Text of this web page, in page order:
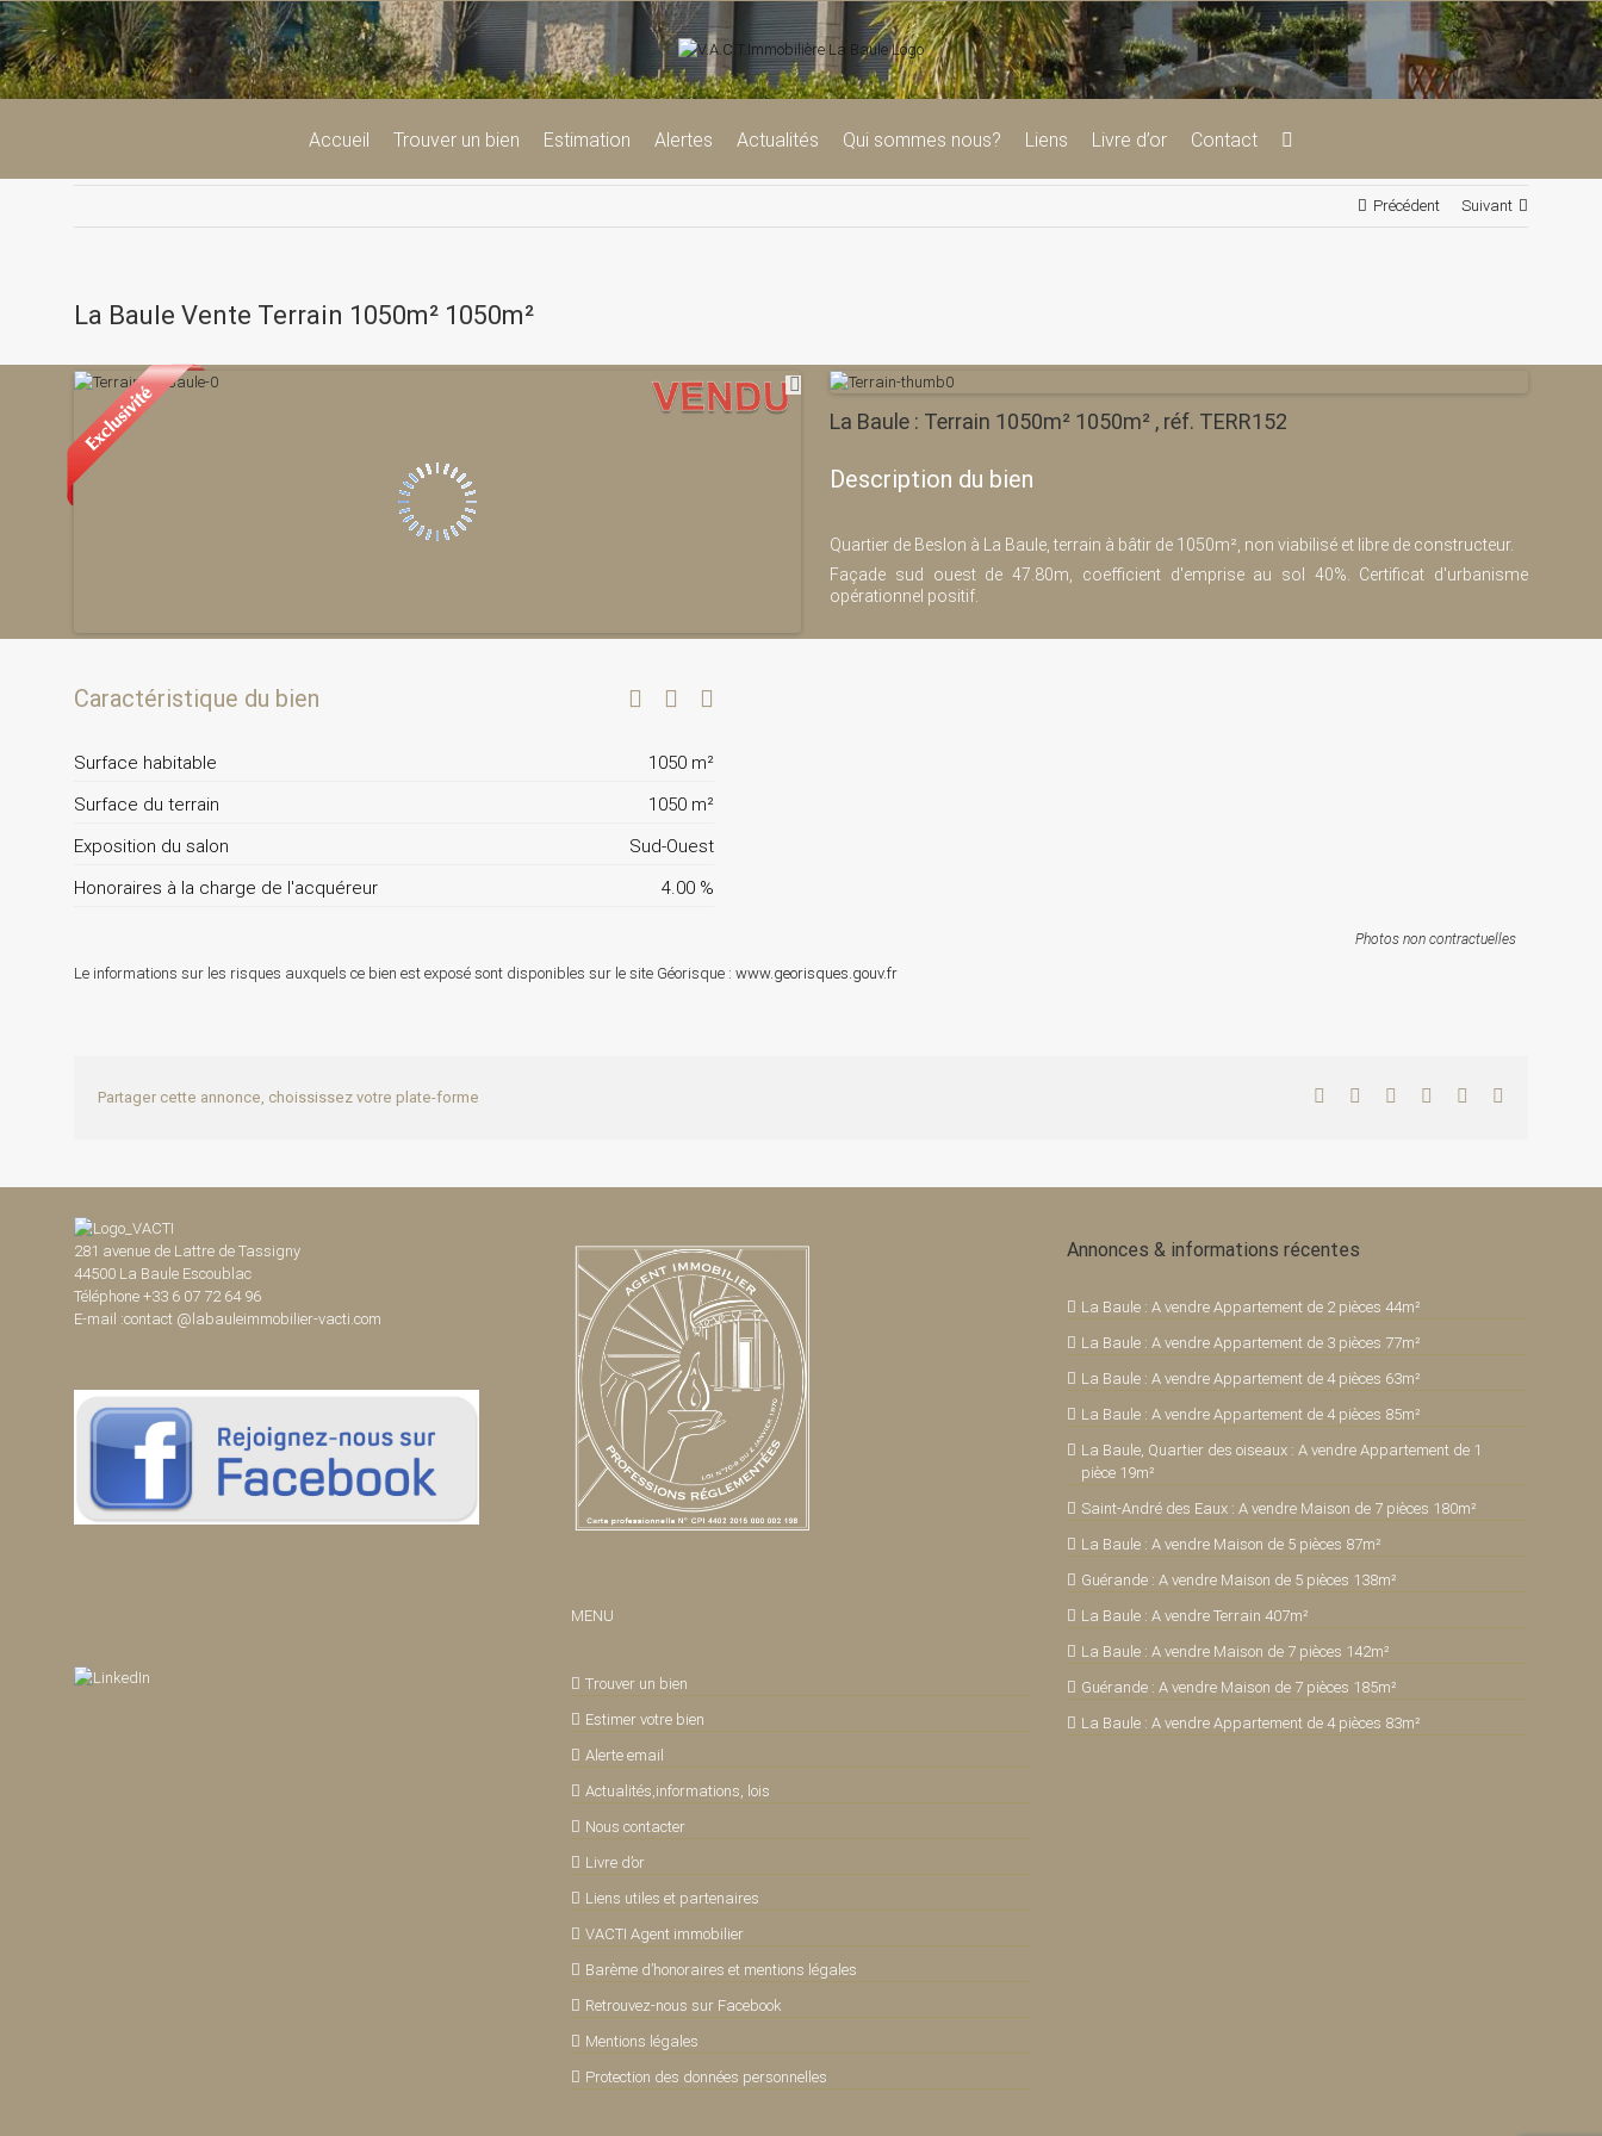
Passer
au
contenu
Accueil Trouver un bien Estimation Alertes Actualités Qui sommes nous? Liens Livre d’or Contact
Précédent Suivant
La Baule Vente Terrain 1050m² 1050m²
La Baule : Terrain 1050m² 1050m² , réf. TERR152
Description du bien
Quartier de Beslon à La Baule, terrain à bâtir de 1050m², non viabilisé et libre de constructeur.
Façade sud ouest de 47.80m, coefficient d'emprise au sol 40%. Certificat d'urbanisme
opérationnel positif.
Caractéristique du bien
Surface habitable
1050 m²
Surface du terrain
1050 m²
Exposition du salon
Sud-Ouest
Honoraires à la charge de l'acquéreur
4.00 %
Photos non contractuelles
Le informations sur les risques auxquels ce bien est exposé sont disponibles sur le site Géorisque : www.georisques.gouv.fr
Partager cette annonce, choississez votre plate-forme Facebook
TwitterLinkedInWhatsApp
Pinterest
281 avenue de Lattre de Tassigny
44500 La Baule Escoublac
Téléphone +33 6 07 72 64 96
E-mail :contact @labauleimmobilier-vacti.com
MENU
Trouver un bien
Estimer votre bien
Alerte email
Actualités,informations, lois
Nous contacter
Livre d’or
Liens utiles et partenaires
VACTI Agent immobilier
Barème d’honoraires et mentions légales
Retrouvez-nous sur Facebook
Mentions légales
Protection des données personnelles
Annonces & informations récentes
La Baule : A vendre Appartement de 2 pièces 44m²
La Baule : A vendre Appartement de 3 pièces 77m²
La Baule : A vendre Appartement de 4 pièces 63m²
La Baule : A vendre Appartement de 4 pièces 85m²
La Baule, Quartier des oiseaux : A vendre Appartement de 1
pièce 19m²
Saint-André des Eaux : A vendre Maison de 7 pièces 180m²
La Baule : A vendre Maison de 5 pièces 87m²
Guérande : A vendre Maison de 5 pièces 138m²
La Baule : A vendre Terrain 407m²
La Baule : A vendre Maison de 7 pièces 142m²
Guérande : A vendre Maison de 7 pièces 185m²
La Baule : A vendre Appartement de 4 pièces 83m²